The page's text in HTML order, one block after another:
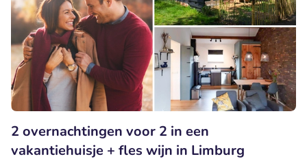
2 overnachtingen voor 2 in een
vakantiehuisje + fles wijn in Limburg